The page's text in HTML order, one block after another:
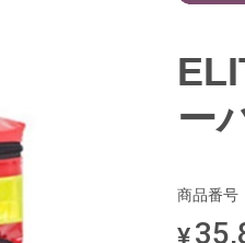
ー
商品番号
¥